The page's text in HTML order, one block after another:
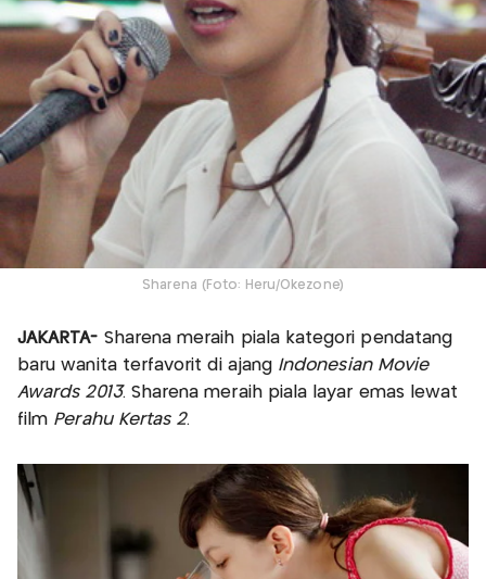
Sharena (Foto: Heru/Okezone)
JAKARTA- Sharena meraih piala kategori pendatang
baru wanita terfavorit di ajang Indonesian Movie
Awards 2013. Sharena meraih piala layar emas lewat
film Perahu Kertas 2.